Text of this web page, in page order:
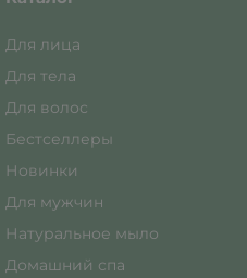
Для лица
Для тела
Для волос
Бестселлеры
Новинки
Для мужчин
Натуральное мыло
Домашний спа